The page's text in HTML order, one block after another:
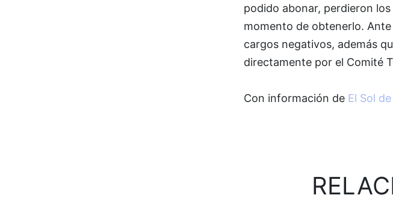
podido abonar, perdieron
momento de obtenerlo.
cargos negativos, además
directamente por el Comité
Con información de El Sol